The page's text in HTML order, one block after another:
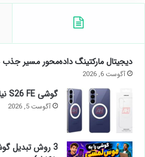
دیجیتال مارکتینگ داده‌محور مسیر
آگوست 6, 2026
گوشی S26 FE نیامده، تصاویر قاب‌هایش لو رفت
آگوست 5, 2026
3 روش تبدیل